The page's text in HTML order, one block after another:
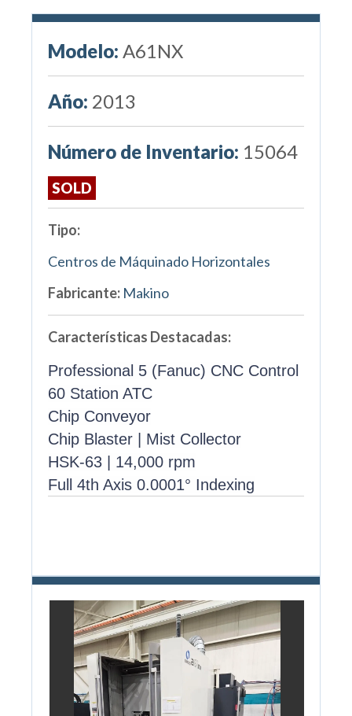
Modelo: A61NX
Año: 2013
Número de Inventario: 15064
SOLD
Tipo:
Centros de Máquinado Horizontales
Fabricante: Makino
Características Destacadas:
Professional 5 (Fanuc) CNC Control
60 Station ATC
Chip Conveyor
Chip Blaster | Mist Collector
HSK-63 | 14,000 rpm
Full 4th Axis 0.0001° Indexing